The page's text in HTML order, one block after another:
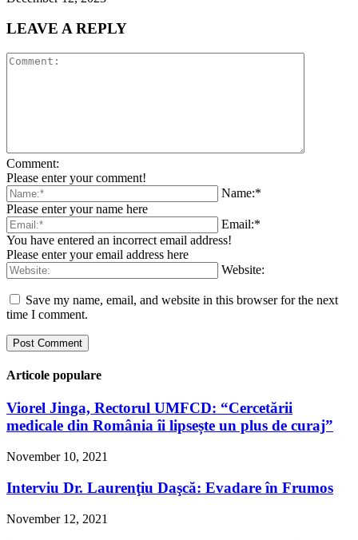
LEAVE A REPLY
Comment:
Please enter your comment!
Name:*
Please enter your name here
Email:*
You have entered an incorrect email address!
Please enter your email address here
Website:
Save my name, email, and website in this browser for the next
time I comment.
Articole populare
Viorel Jinga, Rectorul UMFCD: “Cercetării
medicale din România îi lipsește un plus de curaj”
November 10, 2021
Interviu Dr. Laurenţiu Daşcă: Evadare în Frumos
November 12, 2021